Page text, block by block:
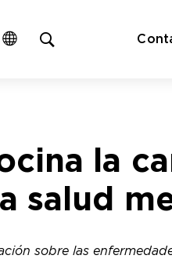
la
salud
sobre las